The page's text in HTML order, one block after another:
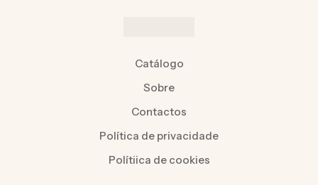
Catálogo
Sobre
Contactos
Política de privacidade
Polítiica de cookies